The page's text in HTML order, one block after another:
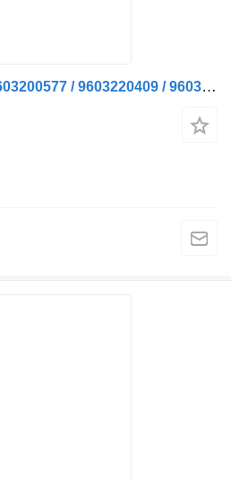
Bump Stop Axa Față 9603200577 / 9603220409 / 9603221109 atsperes paliktnis paredzēts Mercedes-Benz 9603200577 / 9603220409 / 9603221109 kravas automašīnas